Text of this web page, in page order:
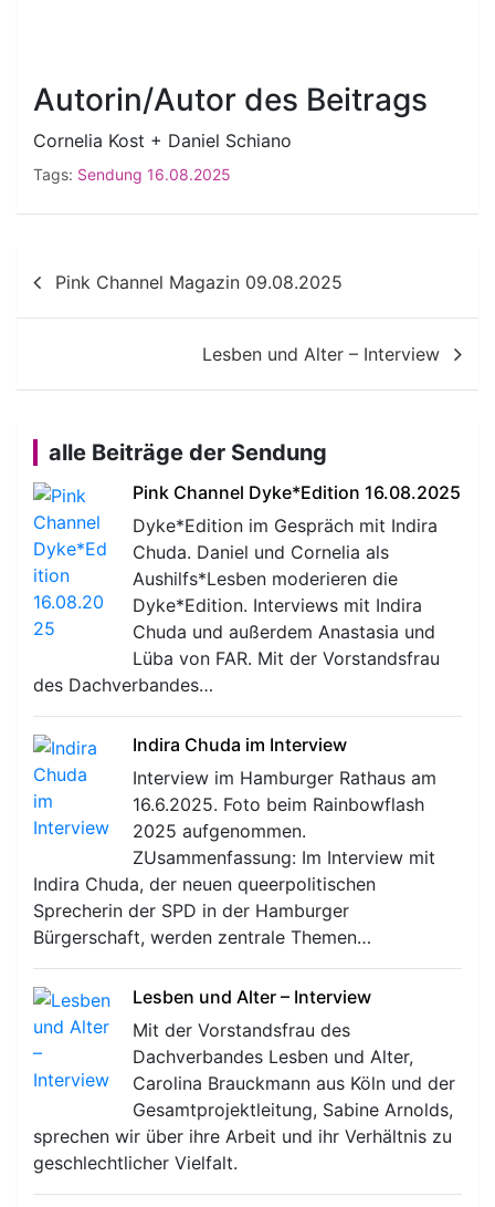
Autorin/Autor des Beitrags
Cornelia Kost + Daniel Schiano
Tags: Sendung 16.08.2025
Beitragsnavigation
Pink Channel Magazin 09.08.2025
Lesben und Alter – Interview
alle Beiträge der Sendung
Pink Channel Dyke*Edition 16.08.2025
Dyke*Edition im Gespräch mit Indira
Chuda. Daniel und Cornelia als
Aushilfs*Lesben moderieren die
Dyke*Edition. Interviews mit Indira
Chuda und außerdem Anastasia und
Lüba von FAR. Mit der Vorstandsfrau
des Dachverbandes…
Indira Chuda im Interview
Interview im Hamburger Rathaus am
16.6.2025. Foto beim Rainbowflash
2025 aufgenommen.
ZUsammenfassung: Im Interview mit
Indira Chuda, der neuen queerpolitischen
Sprecherin der SPD in der Hamburger
Bürgerschaft, werden zentrale Themen…
Lesben und Alter – Interview
Mit der Vorstandsfrau des
Dachverbandes Lesben und Alter,
Carolina Brauckmann aus Köln und der
Gesamtprojektleitung, Sabine Arnolds,
sprechen wir über ihre Arbeit und ihr Verhältnis zu
geschlechtlicher Vielfalt.